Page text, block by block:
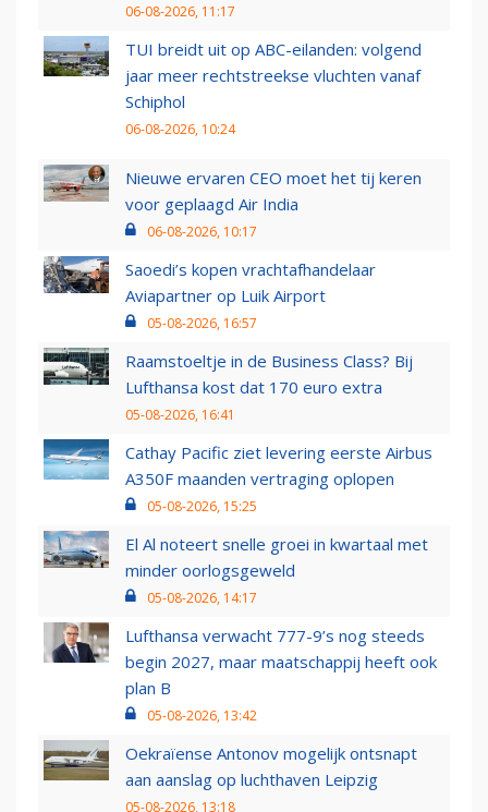
06-08-2026, 11:17
TUI breidt uit op ABC-eilanden: volgend
jaar meer rechtstreekse vluchten vanaf
Schiphol
06-08-2026, 10:24
Nieuwe ervaren CEO moet het tij keren
voor geplaagd Air India
06-08-2026, 10:17
Saoedi’s kopen vrachtafhandelaar
Aviapartner op Luik Airport
05-08-2026, 16:57
Raamstoeltje in de Business Class? Bij
Lufthansa kost dat 170 euro extra
05-08-2026, 16:41
Cathay Pacific ziet levering eerste Airbus
A350F maanden vertraging oplopen
05-08-2026, 15:25
El Al noteert snelle groei in kwartaal met
minder oorlogsgeweld
05-08-2026, 14:17
Lufthansa verwacht 777-9’s nog steeds
begin 2027, maar maatschappij heeft ook
plan B
05-08-2026, 13:42
Oekraïense Antonov mogelijk ontsnapt
aan aanslag op luchthaven Leipzig
05-08-2026, 13:18